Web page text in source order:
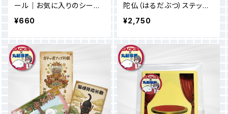
ール｜お気に入りのシール
を自由にコレクション＆スマ
¥660
陀仏（はるだぶつ）ステッカ
ー｜貼ればたぶん救われ
る！（知らんけど）
¥2,750